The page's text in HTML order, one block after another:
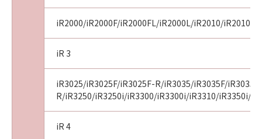
iR2000/iR2000F/iR2000FL/iR2000L/iR2010/
iR 3
iR3025/iR3025F/iR3025F-R/iR3035/iR3035F/
R/iR3250/iR3250i/iR3300/iR3300i/iR3310/iR3350i/
iR 4